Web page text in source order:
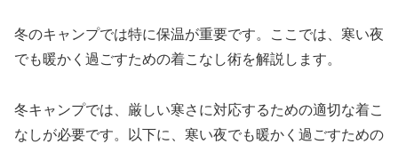
冬のキャンプでは特に保温が重要です。ここでは、寒い夜
でも暖かく過ごすための着こなし術を解説します。
冬キャンプでは、厳しい寒さに対応するための適切な着こ
なしが必要です。以下に、寒い夜でも暖かく過ごすための